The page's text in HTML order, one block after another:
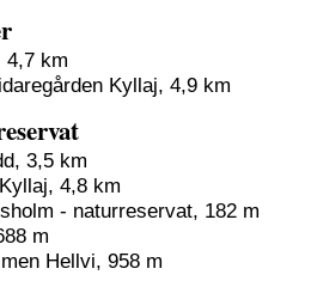
4,7 km
Kyllaj, 4,9 km
3,5 km
4,8 km
- naturreservat, 182 m
m
Hellvi, 958 m